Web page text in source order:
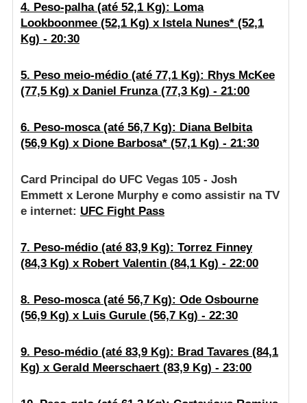
4. Peso-palha (até 52,1 Kg): Loma
Lookboonmee (52,1 Kg) x Istela Nunes* (52,1
Kg) - 20:30
5. Peso meio-médio (até 77,1 Kg): Rhys McKee
(77,5 Kg) x Daniel Frunza (77,3 Kg) - 21:00
6. Peso-mosca (até 56,7 Kg): Diana Belbita
(56,9 Kg) x Dione Barbosa* (57,1 Kg) - 21:30
Card Principal do UFC Vegas 105 - Josh
Emmett x Lerone Murphy e como assistir na TV
e internet: UFC Fight Pass
7. Peso-médio (até 83,9 Kg): Torrez Finney
(84,3 Kg) x Robert Valentin (84,1 Kg) - 22:00
8. Peso-mosca (até 56,7 Kg): Ode Osbourne
(56,9 Kg) x Luis Gurule (56,7 Kg) - 22:30
9. Peso-médio (até 83,9 Kg): Brad Tavares (84,1
Kg) x Gerald Meerschaert (83,9 Kg) - 23:00